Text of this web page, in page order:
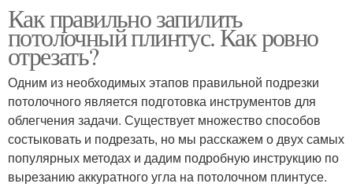
Как правильно запилить
потолочный плинтус. Как ровно
отрезать?
Одним из необходимых этапов правильной подрезки
потолочного является подготовка инструментов для
облегчения задачи. Существует множество способов
состыковать и подрезать, но мы расскажем о двух самых
популярных методах и дадим подробную инструкцию по
вырезанию аккуратного угла на потолочном плинтусе.